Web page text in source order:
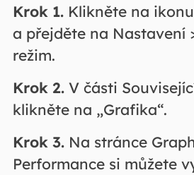
Krok 1.Klikněte na
a přejděte na Nastavení
režim.
Krok 2.V části
klikněte na „Grafika“.
Krok 3.Na stránce
Performance si můžete